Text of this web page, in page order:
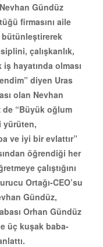
Gündüz
firmasını aile
bütünleştirerek
çalışkanlık,
hayatında olması
diyen Uras
olan Nevhan
de “Büyük oğlum
yürüten,
ve iyi bir evlattır”
öğrendiği her
çalıştığını
Ortağı-CEO’su
Gündüz,
Orhan Gündüz
üç kuşak baba-